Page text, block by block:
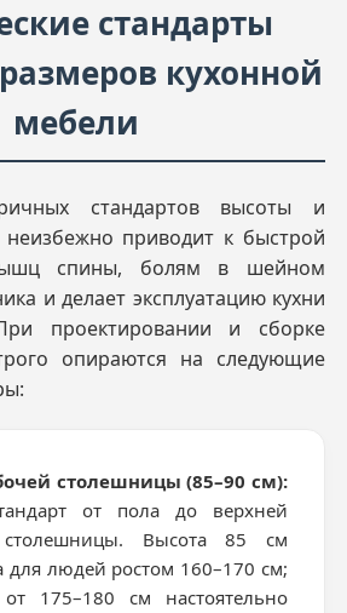
стандарты
кухонной
мебели
стандартов высоты и
приводит к быстрой
спины, болям в шейном
и делает эксплуатацию кухни
проектировании и сборке
опираются на следующие
столешницы (85–90 см):
от пола до верхней
столешницы. Высота 85 см
для людей ростом 160–170 см;
175–180 см настоятельно